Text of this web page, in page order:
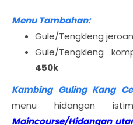
Menu Tambahan:
Gule/Tengkleng jeroan
Gule/Tengkleng
450k
Kambing Guling Kang
menu hidangan
Maincourse/Hidangan